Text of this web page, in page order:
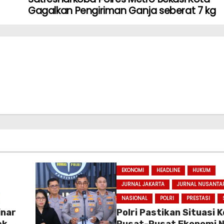
Gagalkan Pengiriman Ganja seberat 7 kg
EKONOMI HEADLINE
HUKUM
JURNAL JAKARTA
JURNAL
NASIONAL
POLRI PRESTASI
Polri Pastikan Situasi